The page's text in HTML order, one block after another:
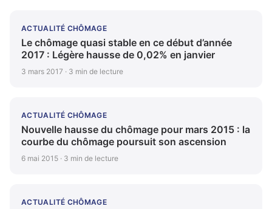
ACTUALITÉ CHÔMAGE
Le chômage quasi stable en ce début d’année
2017 : Légère hausse de 0,02% en janvier
3 mars 2017 · 3 min de lecture
ACTUALITÉ CHÔMAGE
Nouvelle hausse du chômage pour mars 2015 : la
courbe du chômage poursuit son ascension
6 mai 2015 · 3 min de lecture
ACTUALITÉ CHÔMAGE